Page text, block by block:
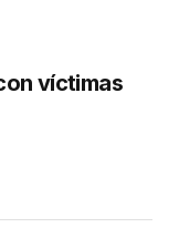
víctimas